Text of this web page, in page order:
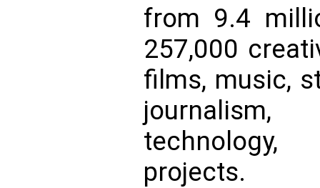
from 9.4
257,000
films, music,
projects.